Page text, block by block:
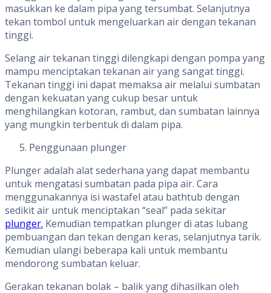
masukkan ke dalam pipa yang tersumbat. Selanjutnya
tekan tombol untuk mengeluarkan air dengan tekanan
tinggi.
Selang air tekanan tinggi dilengkapi dengan pompa yang
mampu menciptakan tekanan air yang sangat tinggi.
Tekanan tinggi ini dapat memaksa air melalui sumbatan
dengan kekuatan yang cukup besar untuk
menghilangkan kotoran, rambut, dan sumbatan lainnya
yang mungkin terbentuk di dalam pipa.
Penggunaan plunger
Plunger adalah alat sederhana yang dapat membantu
untuk mengatasi sumbatan pada pipa air. Cara
menggunakannya isi wastafel atau bathtub dengan
sedikit air untuk menciptakan “seal” pada sekitar
plunger. Kemudian tempatkan plunger di atas lubang
pembuangan dan tekan dengan keras, selanjutnya tarik.
Kemudian ulangi beberapa kali untuk membantu
mendorong sumbatan keluar.
Gerakan tekanan bolak – balik yang dihasilkan oleh